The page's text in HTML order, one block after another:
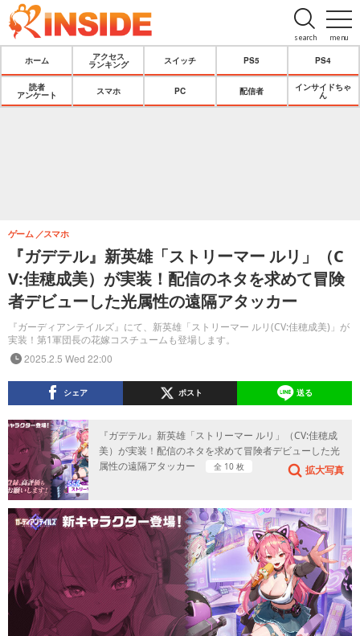
menu
search
ホーム
アクセス
ランキング
スイッチ PS5 PS4
読者
アンケート
スマホ PC 配信者
インサイドちゃ
ん
『ガデテル』新英雄「ストリーマー ルリ」（C
V:佳穂成美）が実装！配信のネタを求めて冒険
者デビューした光属性の遠隔アタッカー
『ガーディアンテイルズ』にて、新英雄「ストリーマー ルリ(CV:佳穂成美)」が
実装！第1軍団長の花嫁コスチュームも登場します。
ゲーム スマホ
2025.2.5 Wed 22:00
シェア ポスト 送る
『ガデテル』新英雄「ストリーマー ルリ」（CV:佳穂成
美）が実装！配信のネタを求めて冒険者デビューした光
属性の遠隔アタッカー
全 10 枚 拡大写真